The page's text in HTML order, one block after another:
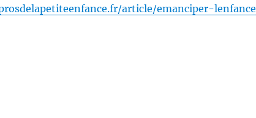
article/emanciper-lenfance